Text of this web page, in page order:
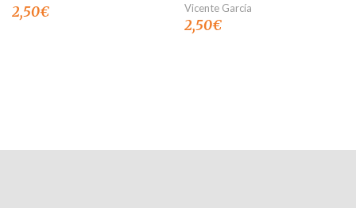
2,50€ Vicente García
2,50€